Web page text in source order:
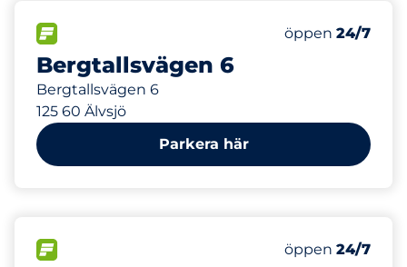
Bergtallsvägen 6
Bergtallsvägen 6
125 60 Älvsjö
Antal
Totalt antal
Fredag
öppen 24/7
20 m
Parkera här
Antal
Totalt antal
Fredag
öppen 24/7
85 m